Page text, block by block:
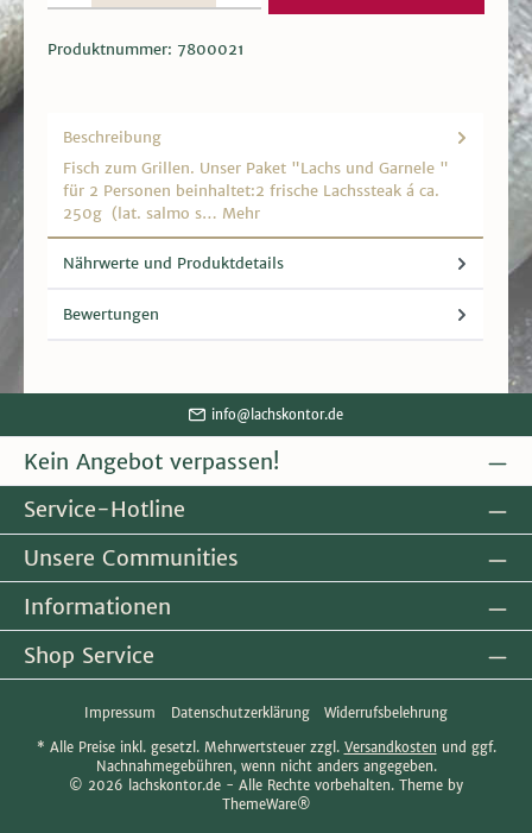
Produktnummer: 7800021
Beschreibung
Fisch zum Grillen. Unser Paket "Lachs und Garnele "
für 2 Personen beinhaltet:2 frische Lachssteak á ca.
250g (lat. salmo s… Mehr
Nährwerte und Produktdetails
Bewertungen
info@lachskontor.de
Kein Angebot verpassen!
Service-Hotline
Unsere Communities
Informationen
Shop Service
Impressum Datenschutzerklärung Widerrufsbelehrung
* Alle Preise inkl. gesetzl. Mehrwertsteuer zzgl. Versandkosten und ggf.
Nachnahmegebühren, wenn nicht anders angegeben.
© 2026 lachskontor.de - Alle Rechte vorbehalten. Theme by
ThemeWare®